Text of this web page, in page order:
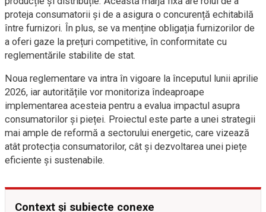
proteja consumatorii și de a asigura o concurență echitabilă
între furnizori. În plus, se va menține obligația furnizorilor de
a oferi gaze la prețuri competitive, în conformitate cu
reglementările stabilite de stat.
Noua reglementare va intra în vigoare la începutul lunii aprilie
2026, iar autoritățile vor monitoriza îndeaproape
implementarea acesteia pentru a evalua impactul asupra
consumatorilor și pieței. Proiectul este parte a unei strategii
mai ample de reformă a sectorului energetic, care vizează
atât protecția consumatorilor, cât și dezvoltarea unei piețe
eficiente și sustenabile.
Context și subiecte conexe